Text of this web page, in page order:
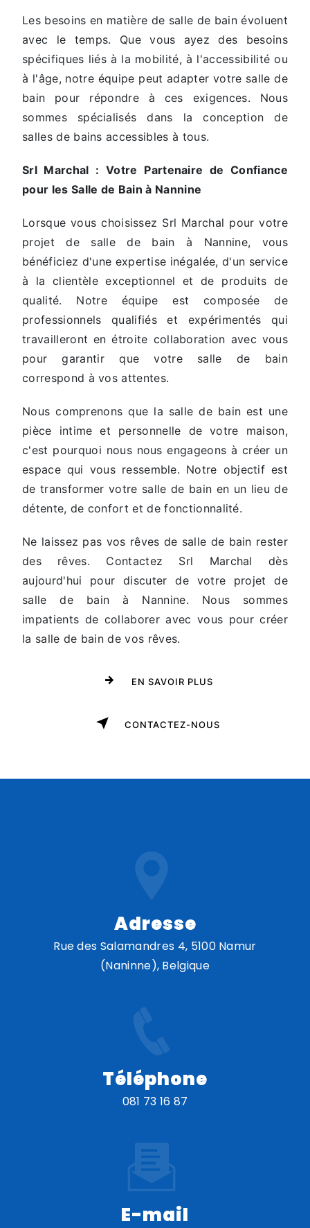
Les besoins en matière de salle de bain évoluent
avec le temps. Que vous ayez des besoins
spécifiques liés à la mobilité, à l'accessibilité ou
à l'âge, notre équipe peut adapter votre salle de
bain pour répondre à ces exigences. Nous
sommes spécialisés dans la conception de
salles de bains accessibles à tous.
Srl Marchal : Votre Partenaire de Confiance
pour les Salle de Bain à Nannine
Lorsque vous choisissez Srl Marchal pour votre
projet de salle de bain à Nannine, vous
bénéficiez d'une expertise inégalée, d'un service
à la clientèle exceptionnel et de produits de
qualité. Notre équipe est composée de
professionnels qualifiés et expérimentés qui
travailleront en étroite collaboration avec vous
pour garantir que votre salle de bain
correspond à vos attentes.
Nous comprenons que la salle de bain est une
pièce intime et personnelle de votre maison,
c'est pourquoi nous nous engageons à créer un
espace qui vous ressemble. Notre objectif est
de transformer votre salle de bain en un lieu de
détente, de confort et de fonctionnalité.
Ne laissez pas vos rêves de salle de bain rester
des rêves. Contactez Srl Marchal dès
aujourd'hui pour discuter de votre projet de
salle de bain à Nannine. Nous sommes
impatients de collaborer avec vous pour créer
la salle de bain de vos rêves.
EN SAVOIR PLUS
CONTACTEZ-NOUS
Adresse
Rue des Salamandres 4, 5100 Namur
(Naninne), Belgique
Téléphone
081 73 16 87
E-mail